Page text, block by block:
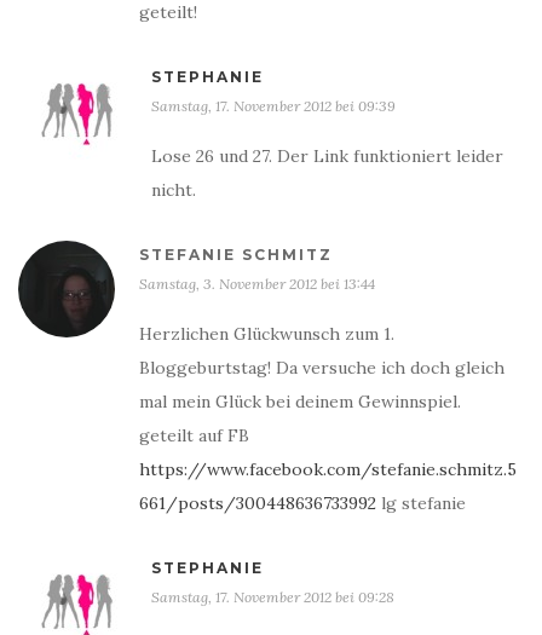
geteilt!
STEPHANIE
Samstag, 17. November 2012 bei 09:39
Lose 26 und 27. Der Link funktioniert leider
nicht.
STEFANIE SCHMITZ
Samstag, 3. November 2012 bei 13:44
Herzlichen Glückwunsch zum 1.
Bloggeburtstag! Da versuche ich doch gleich
mal mein Glück bei deinem Gewinnspiel.
geteilt auf FB
https://www.facebook.com/stefanie.schmitz.5
661/posts/300448636733992 lg stefanie
STEPHANIE
Samstag, 17. November 2012 bei 09:28